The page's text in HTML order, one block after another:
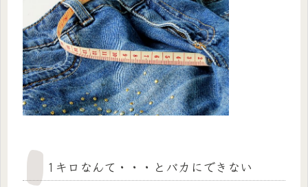
1キロなんて・・・とバカにできない